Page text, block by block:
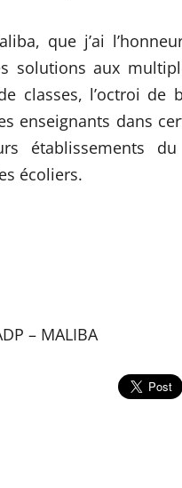
que j’ai
solutions aux
classes, l’octroi de
enseignants dans
établissements
écoliers.
– MALIBA